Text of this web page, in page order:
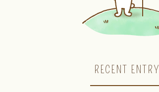
RECENT ENTRY